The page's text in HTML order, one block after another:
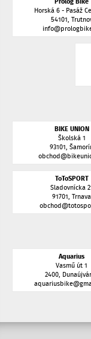
Horská 6 - Pasáž
54101,
BIKE UNION
Školská 1
93101,
ToToSPORT
Sladovnícka
91701, Trnava
Aquarius
Vasmű út 1
2400,